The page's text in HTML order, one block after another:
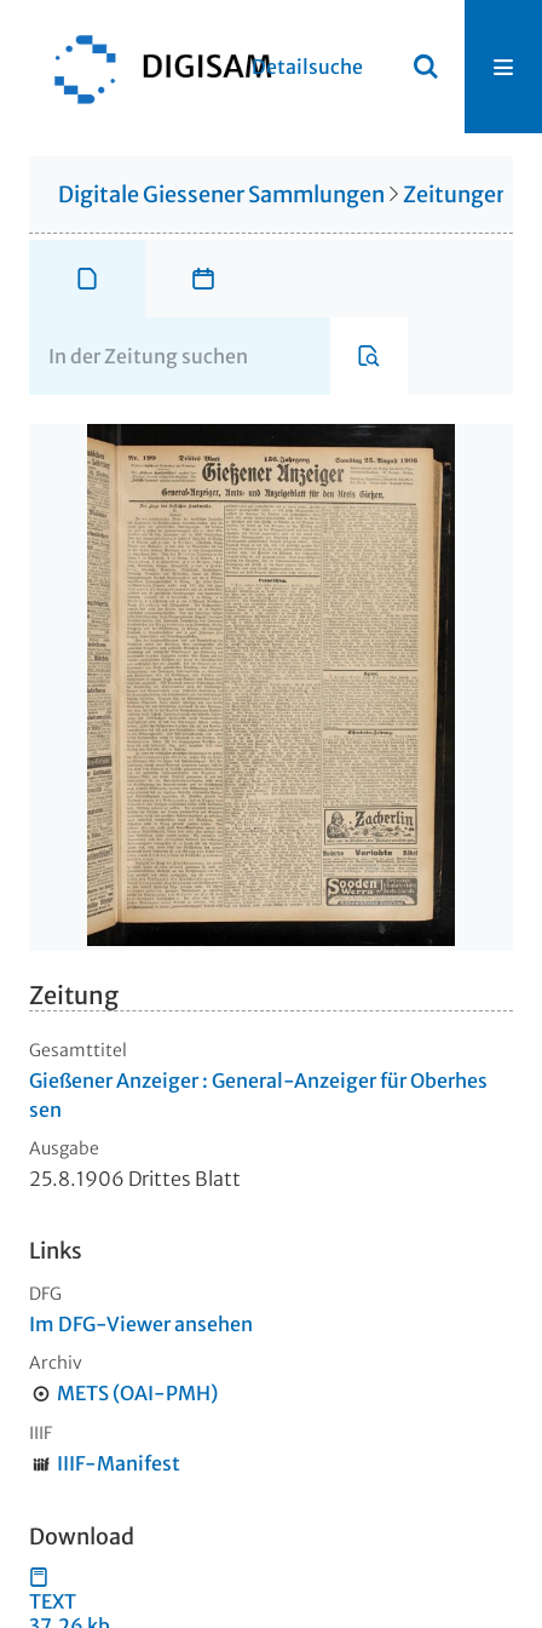
Detailsuche
Digitale Giessener Sammlungen Zeitungen
Zeitung
Gesamttitel
Gießener Anzeiger : General-Anzeiger für Oberhes
sen
Ausgabe
25.8.1906 Drittes Blatt
Links
DFG
Im DFG-Viewer ansehen
Archiv
METS (OAI-PMH)
IIIF
IIIF-Manifest
Download
TEXT